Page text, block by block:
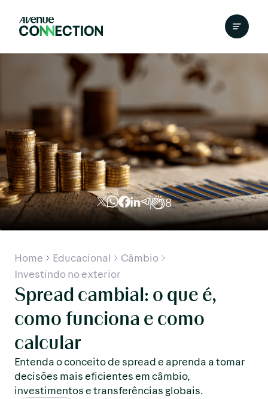
8
Home Educacional
Câmbio
Investindo no exterior
Spread cambial: o que é,
como funciona e como
calcular
Entenda o conceito de spread e aprenda a tomar
decisões mais eficientes em câmbio,
investimentos e transferências globais.